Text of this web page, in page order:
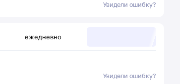
Увидели ошибку?
ежедневно
Увидели ошибку?